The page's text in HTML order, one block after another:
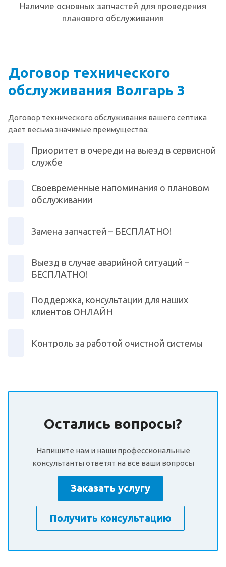
Наличие основных запчастей для проведения
планового обслуживания
Договор технического
обслуживания Волгарь 3
Договор технического обслуживания вашего септика
дает весьма значимые преимущества:
Приоритет в очереди на выезд в сервисной
службе
Своевременные напоминания о плановом
обслуживании
Замена запчастей – БЕСПЛАТНО!
Выезд в случае аварийной ситуаций –
БЕСПЛАТНО!
Поддержка, консультации для наших
клиентов ОНЛАЙН
Контроль за работой очистной системы
Остались вопросы?
Напишите нам и наши профессиональные
консультанты ответят на все ваши вопросы
Заказать услугу
Получить консультацию